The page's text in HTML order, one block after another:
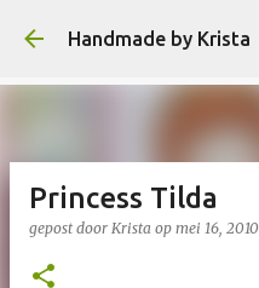
Doorgaan
Handmade by Krista
Princess Tilda
gepost door Krista op mei 16, 2010